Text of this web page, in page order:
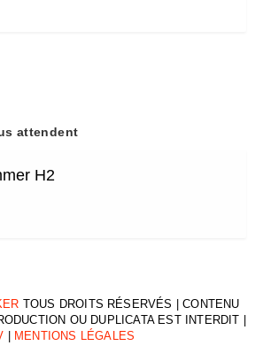
attendent
H2
TOUS DROITS RÉSERVÉS | CONTENU
OU DUPLICATA EST INTERDIT |
MENTIONS LÉGALES